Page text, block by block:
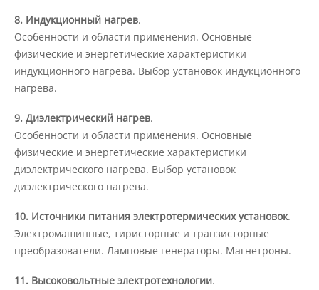
Обратная связь
Банковские реквизиты
Наши услуги
Международная деятельность
Организации-партнеры
8. Индукционный нагрев.
Особенности и области применения. Основные
физические и энергетические характеристики
индукционного нагрева. Выбор установок индукционного
нагрева.
9. Диэлектрический нагрев.
Особенности и области применения. Основные
физические и энергетические характеристики
диэлектрического нагрева. Выбор установок
диэлектрического нагрева.
10. Источники питания электротермических установок.
Электромашинные, тиристорные и транзисторные
преобразователи. Ламповые генераторы. Магнетроны.
11. Высоковольтные электротехнологии.